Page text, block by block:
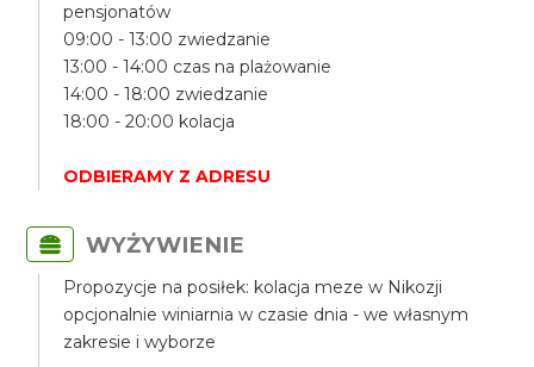
pensjonatów
09:00 - 13:00 zwiedzanie
13:00 - 14:00 czas na plażowanie
14:00 - 18:00 zwiedzanie
18:00 - 20:00 kolacja
ODBIERAMY Z ADRESU
WYŻYWIENIE
Propozycje na posiłek: kolacja meze w Nikozji
opcjonalnie winiarnia w czasie dnia - we własnym
zakresie i wyborze